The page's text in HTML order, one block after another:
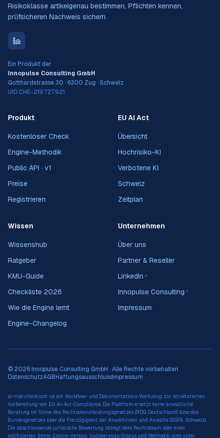
Risikoklasse artikelgenau bestimmen, Pflichten kennen,
prüfsicheren Nachweis sichern.
Ein Produkt der
Innopulse Consulting GmbH
Gotthardstrasse 30 · 6300 Zug · Schweiz
UID CHE-219.727.921
Produkt
Kostenloser Check
Engine-Methodik
Public API · v1
Preise
Registrieren
EU AI Act
Übersicht
Hochrisiko-KI
Verbotene KI
Schweiz
Zeitplan
Wissen
Wissenshub
Ratgeber
KMU-Guide
Checkliste 2026
Wie die Engine lernt
Engine-Changelog
Unternehmen
Über uns
Partner & Reseller
LinkedIn ↗
Innopulse Consulting ↗
Impressum
© 2026 Innopulse Consulting GmbH · Alle Rechte vorbehalten.
DatenschutzAGBHaftungsausschlussImpressum
ai-risk-check.com ist ein Workflow- und Dokumentations-Werkzeug zur strukturierten
Vorbereitung von EU-AI-Act-Compliance. Die Plattform ersetzt keine anwaltliche
Beratung im Sinne des Rechtsdienstleistungsgesetzes (RDG, Deutschland) bzw. des
Bundesgesetzes über die Freizügigkeit der Anwältinnen und Anwälte (BGFA, Schweiz).
Die abschliessende juristische Bewertung obliegt dem Rechtsteam oder einer
notifizierten Stelle. Engine-Version, Validierungs-Status und Methodik sind unter